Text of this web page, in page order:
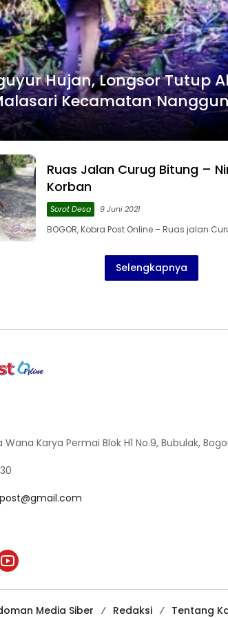
Hujan, Longsor Tutup
Kecamatan
Ruas Jalan Curug Bitung –
Korban
Sorot Desa 9 Juni 2021
BOGOR, Kobra Post Online – Ruas jalan
Selengkapnya
Wana Karya Permai Blok H1 No.9, Bubulak,
Media Siber Redaksi Tentang